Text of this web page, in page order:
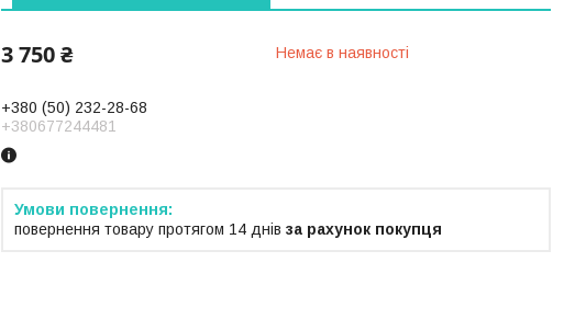
3 750 ₴ Немає в наявності
+380 (50) 232-28-68
+380677244481
повернення товару протягом 14 днів за рахунок покупця